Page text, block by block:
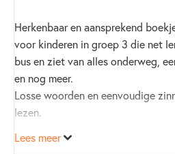
Herkenbaar en aansprekend
voor kinderen in groep 3 die net
bus en ziet van alles onderweg,
en nog meer.
Losse woorden en eenvoudige
lezen.
Lees meer